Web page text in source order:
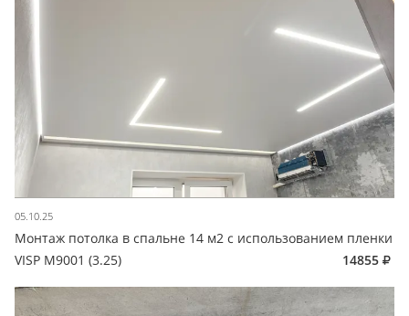
05.10.25
Монтаж потолка в спальне 14 м2 с использованием пленки
VISP M9001 (3.25)
14855